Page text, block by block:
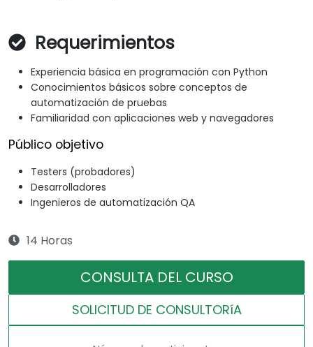
Requerimientos
Experiencia básica en programación con Python
Conocimientos básicos sobre conceptos de
automatización de pruebas
Familiaridad con aplicaciones web y navegadores
Público objetivo
Testers (probadores)
Desarrolladores
Ingenieros de automatización QA
14 Horas
CONSULTA DEL CURSO
SOLICITUD DE CONSULTORíA